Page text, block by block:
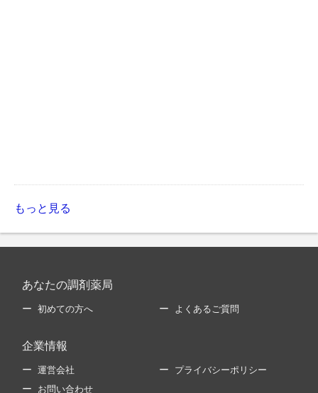
もっと見る
あなたの調剤薬局
初めての方へ よくあるご質問
企業情報
運営会社 プライバシーポリシー
お問い合わせ